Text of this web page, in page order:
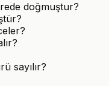
doğmuştur?
sayılır?